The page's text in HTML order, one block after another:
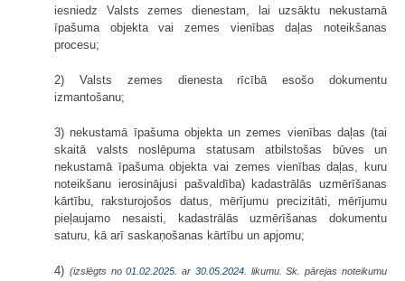
iesniedz Valsts zemes dienestam, lai uzsāktu nekustamā
īpašuma objekta vai zemes vienības daļas noteikšanas
procesu;
2) Valsts zemes dienesta rīcībā esošo dokumentu
izmantošanu;
3) nekustamā īpašuma objekta un zemes vienības daļas (tai
skaitā valsts noslēpuma statusam atbilstošas būves un
nekustamā īpašuma objekta vai zemes vienības daļas, kuru
noteikšanu ierosinājusi pašvaldība) kadastrālās uzmērīšanas
kārtību, raksturojošos datus, mērījumu precizitāti, mērījumu
pieļaujamo nesaisti, kadastrālās uzmērīšanas dokumentu
saturu, kā arī saskaņošanas kārtību un apjomu;
4) (izslēgts no01.02.2025. ar 30.05.2024. likumu. Sk. pārejas noteikumu